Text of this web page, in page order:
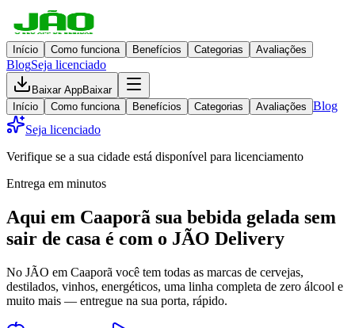
Início Como funciona Benefícios Categorias Avaliações
BlogSeja licenciado
Baixar AppBaixar
Início
Como funciona Benefícios Categorias Avaliações Blog
Seja licenciado
Verifique se a sua cidade está disponível para licenciamento
Entrega em minutos
Aqui em Caaporã sua bebida gelada sem
sair de casa é com o JÃO Delivery
No JÃO em Caaporã você tem todas as marcas de cervejas,
destilados, vinhos, energéticos, uma linha completa de zero álcool e
muito mais — entregue na sua porta, rápido.